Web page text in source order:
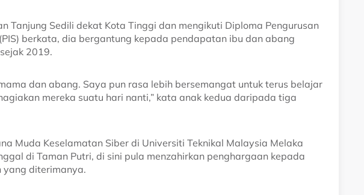
Tanjung Sedili dekat Kota Tinggi dan mengikuti Diploma Pengurusan
berkata, dia bergantung kepada pendapatan ibu dan abang
2019.
dan abang. Saya pun rasa lebih bersemangat untuk terus belajar
mereka suatu hari nanti,” kata anak kedua daripada tiga
Muda Keselamatan Siber di Universiti Teknikal Malaysia Melaka
di Taman Putri, di sini pula menzahirkan penghargaan kepada
yang diterimanya.